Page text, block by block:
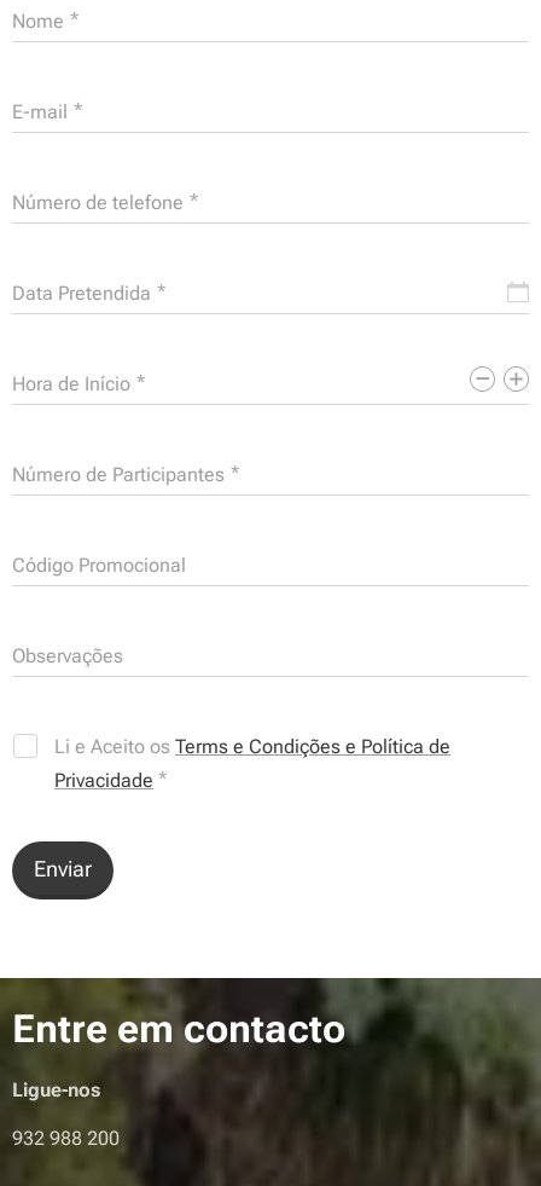
Nome
E-mail
Número de telefone
Data Pretendida
Hora de Início
Número de Participantes
Código Promocional
Observações
Li e Aceito os Terms e Condições e Política de
Privacidade
Enviar
Entre em contacto
Ligue-nos
932 988 200